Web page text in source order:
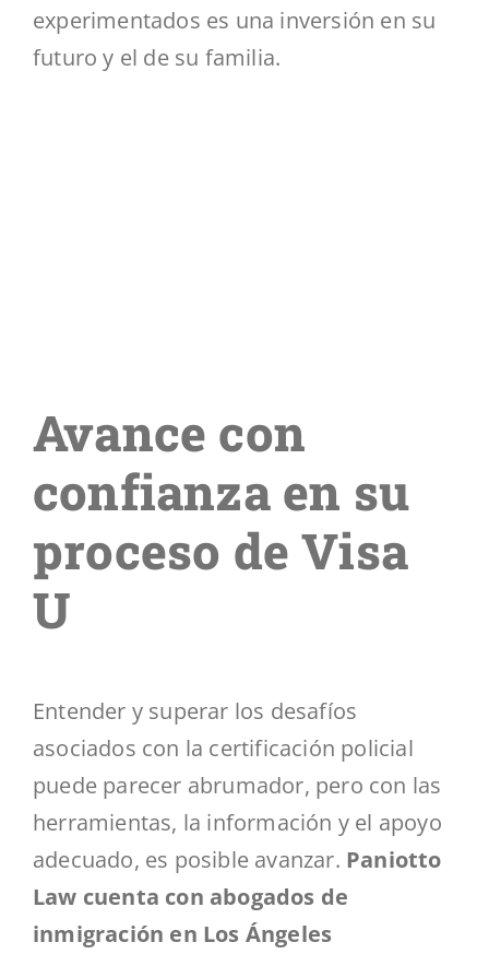
experimentados es una inversión en su
futuro y el de su familia.
Avance con
confianza en su
proceso de Visa
U
Entender y superar los desafíos
asociados con la certificación policial
puede parecer abrumador, pero con las
herramientas, la información y el apoyo
adecuado, es posible avanzar. Paniotto
Law cuenta con abogados de
inmigración en Los Ángeles